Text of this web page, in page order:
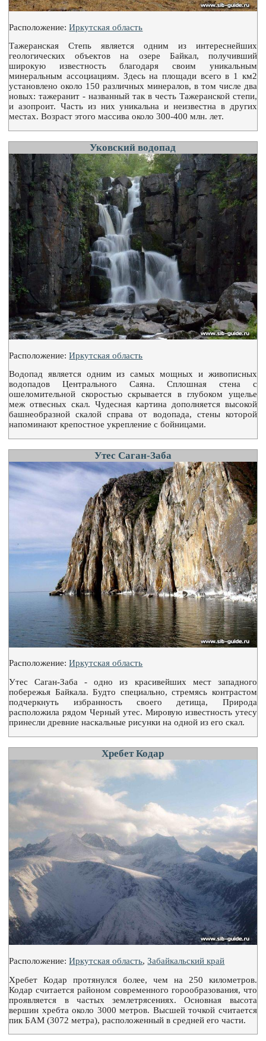
Расположение:Иркутская область
Тажеранская Степь является одним из интереснейших
геологических объектов на озере Байкал, получивший
широкую известность благодаря своим уникальным
минеральным ассоциациям. Здесь на площади всего в 1 км2
установлено около 150 различных минералов, в том числе два
новых: тажеранит - названный так в честь Тажеранской степи,
и азопроит. Часть из них уникальна и неизвестна в других
местах. Возраст этого массива около 300-400 млн. лет.
Уковский водопад
Расположение:Иркутская область
Водопад является одним из самых мощных и живописных
водопадов Центрального Саяна. Сплошная стена с
ошеломительной скоростью скрывается в глубоком ущелье
меж отвесных скал. Чудесная картина дополняется высокой
башнеобразной скалой справа от водопада, стены которой
напоминают крепостное укрепление с бойницами.
Утес Саган-Заба
Расположение:Иркутская область
Утес Саган-Заба - одно из красивейших мест западного
побережья Байкала. Будто специально, стремясь контрастом
подчеркнуть избранность своего детища, Природа
расположила рядом Черный утес. Мировую известность утесу
принесли древние наскальные рисунки на одной из его скал.
Хребет Кодар
Расположение:Иркутская область,Забайкальский край
Хребет Кодар протянулся более, чем на 250 километров.
Кодар считается районом современного горообразования, что
проявляется в частых землетрясениях. Основная высота
вершин хребта около 3000 метров. Высшей точкой считается
пик БАМ (3072 метра), расположенный в средней его части.